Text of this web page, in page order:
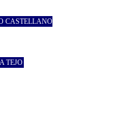
CASTELLANO
TEJO